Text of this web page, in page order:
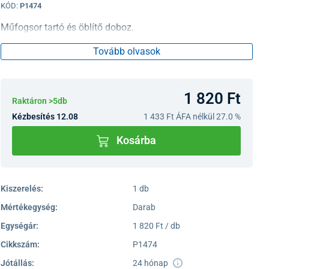
KÓD: P1474
Műfogsor tartó és öblítő doboz.
Tovább olvasok
Raktáron >5db 1 820 Ft
Kézbesítés 12.08 1 433 Ft ÁFA nélkül 27.0 %
Kosárba
Kiszerelés:
1 db
Mértékegység:
Darab
Egységár:
1 820 Ft / db
Cikkszám:
P1474
Jótállás:
24 hónap